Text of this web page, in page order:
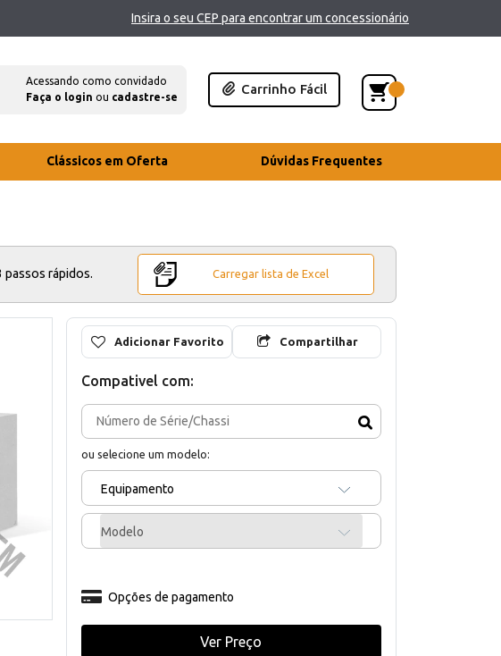
Insira o seu CEP para encontrar um concessionário
Acessando como convidado
Faça o login ou cadastre-se
Carrinho Fácil
Clássicos em Oferta Dúvidas Frequentes
passos rápidos. Carregar lista de Excel
Adicionar Favorito Compartilhar
Compativel com:
ou selecione um modelo:
Equipamento
Modelo
Opções de pagamento
Ver Preço